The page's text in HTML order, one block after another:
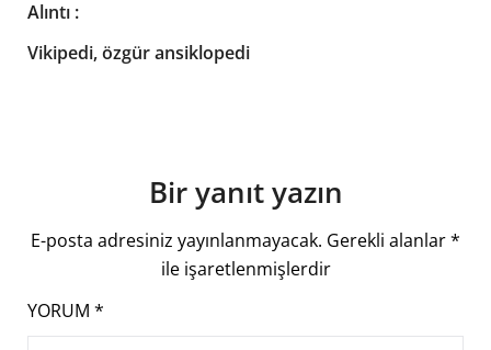
Alıntı :
Vikipedi, özgür ansiklopedi
Bir yanıt yazın
E-posta adresiniz yayınlanmayacak. Gerekli alanlar*
ile işaretlenmişlerdir
YORUM *